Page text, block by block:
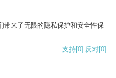
带来了无限的隐私保护和安全性保
支持[0] 反对[0]